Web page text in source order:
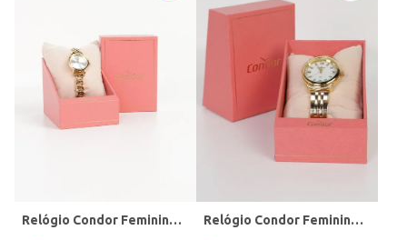
Relógio Condor Feminino DOURADO Relógio Condor Feminino DOURADO